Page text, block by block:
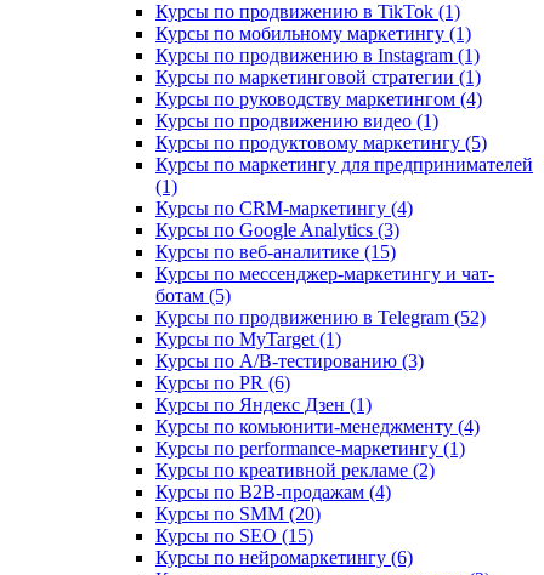
Курсы по продвижению в TikTok (1)
Курсы по мобильному маркетингу (1)
Курсы по продвижению в Instagram (1)
Курсы по маркетинговой стратегии (1)
Курсы по руководству маркетингом (4)
Курсы по продвижению видео (1)
Курсы по продуктовому маркетингу (5)
Курсы по маркетингу для предпринимателей
(1)
Курсы по CRM-маркетингу (4)
Курсы по Google Analytics (3)
Курсы по веб-аналитике (15)
Курсы по мессенджер-маркетингу и чат-
ботам (5)
Курсы по продвижению в Telegram (52)
Курсы по MyTarget (1)
Курсы по A/B-тестированию (3)
Курсы по PR (6)
Курсы по Яндекс Дзен (1)
Курсы по комьюнити-менеджменту (4)
Курсы по performance-маркетингу (1)
Курсы по креативной рекламе (2)
Курсы по B2B-продажам (4)
Курсы по SMM (20)
Курсы по SEO (15)
Курсы по нейромаркетингу (6)